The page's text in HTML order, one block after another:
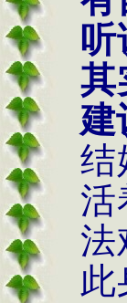
听
其
建
结
活
法